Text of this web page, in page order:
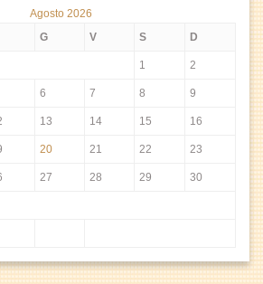
Agosto 2026
G V S D
1 2
6 7 8 9
13 14 15 16
20 21 22 23
27 28 29 30